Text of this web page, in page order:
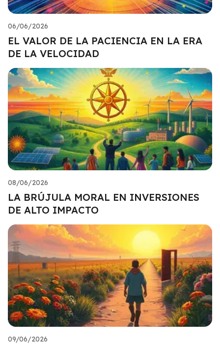
06/06/2026
EL VALOR DE LA PACIENCIA EN LA ERA
DE LA VELOCIDAD
08/06/2026
LA BRÚJULA MORAL EN INVERSIONES
DE ALTO IMPACTO
09/06/2026